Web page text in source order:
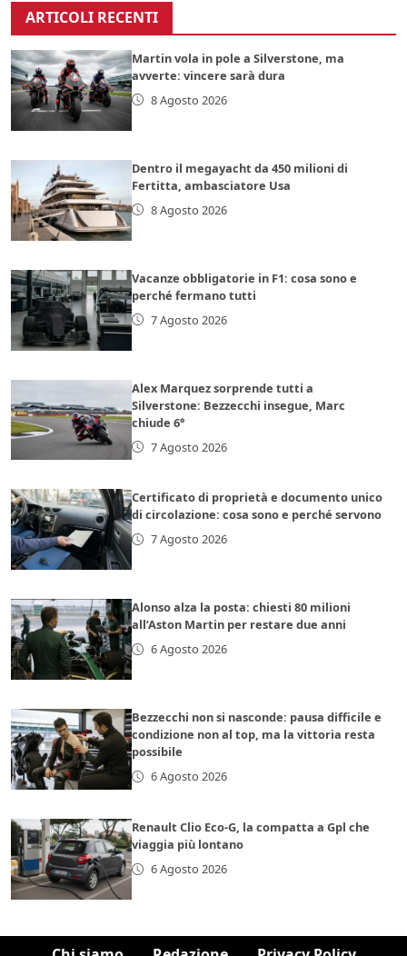
ARTICOLI RECENTI
Martin vola in pole a Silverstone, ma
avverte: vincere sarà dura
8 Agosto 2026
Dentro il megayacht da 450 milioni di
Fertitta, ambasciatore Usa
8 Agosto 2026
Vacanze obbligatorie in F1: cosa sono e
perché fermano tutti
7 Agosto 2026
Alex Marquez sorprende tutti a
Silverstone: Bezzecchi insegue, Marc
chiude 6°
7 Agosto 2026
Certificato di proprietà e documento unico
di circolazione: cosa sono e perché servono
7 Agosto 2026
Alonso alza la posta: chiesti 80 milioni
all’Aston Martin per restare due anni
6 Agosto 2026
Bezzecchi non si nasconde: pausa difficile e
condizione non al top, ma la vittoria resta
possibile
6 Agosto 2026
Renault Clio Eco-G, la compatta a Gpl che
viaggia più lontano
6 Agosto 2026